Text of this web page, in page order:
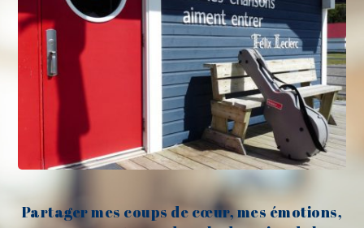
Partager mes coups de cœur, mes émotions,